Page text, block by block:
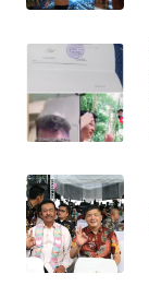
LKKI
KOPEKLIN
KONSUMEN
FORWAMKI